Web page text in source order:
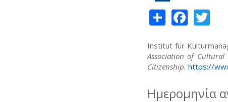
Share
Institut für
Association of
Citizenship. https://
Ημερομηνία